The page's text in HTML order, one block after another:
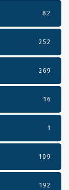
82
252
269
16
1
109
192